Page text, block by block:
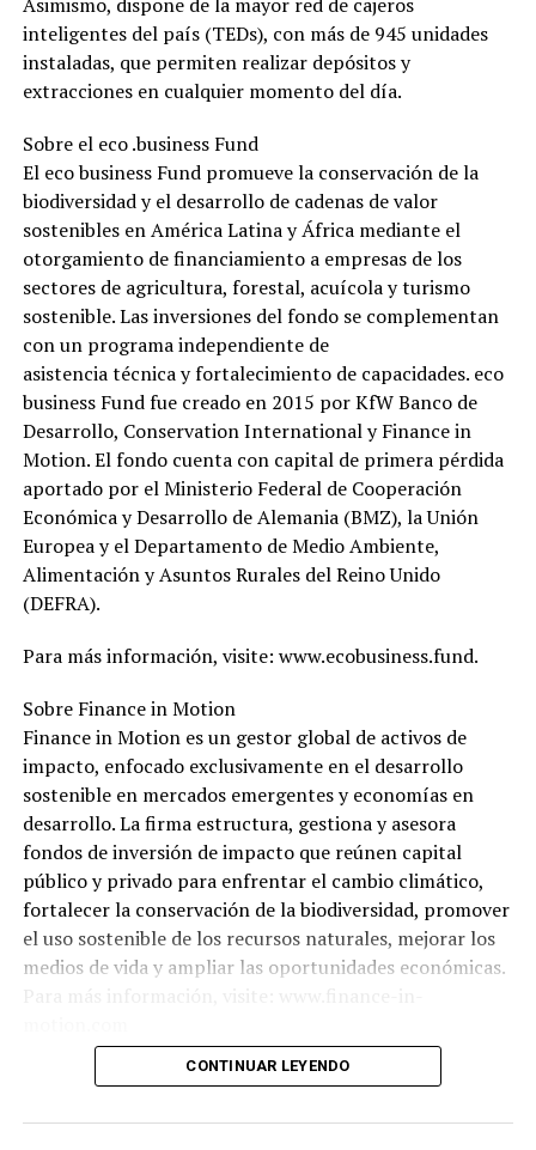
inteligentes del país (TEDs), con más de 945 unidades
instaladas, que permiten realizar depósitos y
extracciones en cualquier momento del día.
Sobre el eco .business Fund
El eco business Fund promueve la conservación de la
biodiversidad y el desarrollo de cadenas de valor
sostenibles en América Latina y África mediante el
otorgamiento de financiamiento a empresas de los
sectores de agricultura, forestal, acuícola y turismo
sostenible. Las inversiones del fondo se complementan
con un programa independiente de
asistencia técnica y fortalecimiento de capacidades. eco
business Fund fue creado en 2015 por KfW Banco de
Desarrollo, Conservation International y Finance in
Motion. El fondo cuenta con capital de primera pérdida
aportado por el Ministerio Federal de Cooperación
Económica y Desarrollo de Alemania (BMZ), la Unión
Europea y el Departamento de Medio Ambiente,
Alimentación y Asuntos Rurales del Reino Unido
(DEFRA).
Para más información, visite: www.ecobusiness.fund.
Sobre Finance in Motion
Finance in Motion es un gestor global de activos de
impacto, enfocado exclusivamente en el desarrollo
sostenible en mercados emergentes y economías en
desarrollo. La firma estructura, gestiona y asesora
fondos de inversión de impacto que reúnen capital
público y privado para enfrentar el cambio climático,
fortalecer la conservación de la biodiversidad, promover
el uso sostenible de los recursos naturales, mejorar los
medios de vida y ampliar las oportunidades económicas.
CONTINUAR LEYENDO